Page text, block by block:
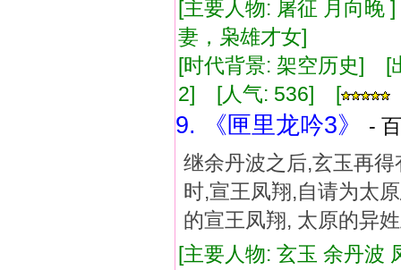
[主要人物: 屠征 月向
妻，枭雄才女]
[时代背景: 架空历史] [
2] [人气: 536] [
9. 《匣里龙吟3》
-
继余丹波之后,玄玉再
时,宣王凤翔,自请为太
的宣王凤翔, 太原的异
[主要人物: 玄玉 余丹